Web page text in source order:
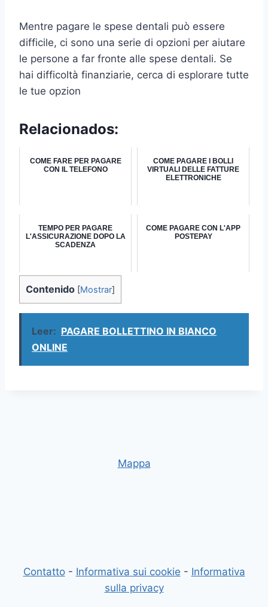
Mentre pagare le spese dentali può essere
difficile, ci sono una serie di opzioni per aiutare
le persone a far fronte alle spese dentali. Se
hai difficoltà finanziarie, cerca di esplorare tutte
le tue opzion
Relacionados:
COME FARE PER PAGARE
CON IL TELEFONO
COME PAGARE I BOLLI
VIRTUALI DELLE FATTURE
ELETTRONICHE
TEMPO PER PAGARE
L'ASSICURAZIONE DOPO LA
SCADENZA
COME PAGARE CON L'APP
POSTEPAY
Contenido [Mostrar]
Leer: PAGARE BOLLETTINO IN BIANCO
ONLINE
Mappa
Contatto- Informativa sui cookie - Informativa
sulla privacy